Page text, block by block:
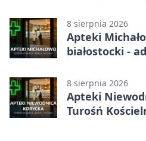
8 sierpnia 2026
Apteki
białostocki -
8 sierpnia 2026
Apteki
Turośń